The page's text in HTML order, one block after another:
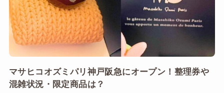
マサヒコオズミパリ神戸阪急にオープン！整理券や
混雑状況・限定商品は？